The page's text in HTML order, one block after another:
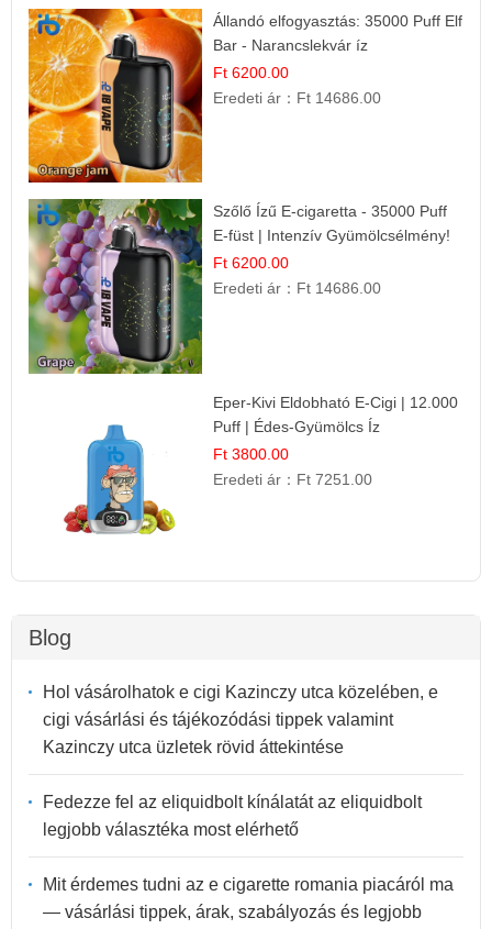
Állandó elfogyasztás: 35000 Puff Elf
Bar - Narancslekvár íz
Ft 6200.00
Eredeti ár： Ft 14686.00
Szőlő Ízű E-cigaretta - 35000 Puff
E-füst | Intenzív Gyümölcsélmény!
Ft 6200.00
Eredeti ár： Ft 14686.00
Eper-Kivi Eldobható E-Cigi | 12.000
Puff | Édes-Gyümölcs Íz
Ft 3800.00
Eredeti ár： Ft 7251.00
Blog
Hol vásárolhatok e cigi Kazinczy utca közelében, e
cigi vásárlási és tájékozódási tippek valamint
Kazinczy utca üzletek rövid áttekintése
Fedezze fel az eliquidbolt kínálatát az eliquidbolt
legjobb választéka most elérhető
Mit érdemes tudni az e cigarette romania piacáról ma
— vásárlási tippek, árak, szabályozás és legjobb